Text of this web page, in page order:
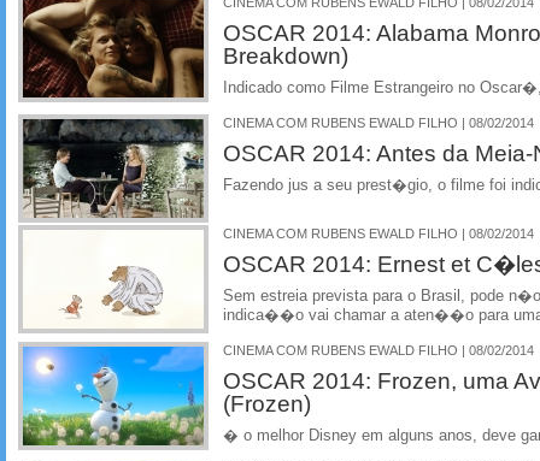
OSCAR 2014: Alabama
Breakdown)
Indicado como Filme Estrangeiro no
CINEMA COM RUBENS EWALD FILHO | 08/02/2014
OSCAR 2014: Antes da
Fazendo jus a seu prest�gio, o filme foi
CINEMA COM RUBENS EWALD FILHO | 08/02/2014
OSCAR 2014: Ernest et
Sem estreia prevista para o Brasil, pode
indica��o vai chamar a aten��o para
CINEMA COM RUBENS EWALD FILHO | 08/02/2014
OSCAR 2014: Frozen, uma
(Frozen)
� o melhor Disney em alguns anos, deve